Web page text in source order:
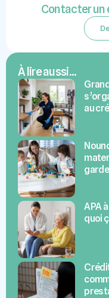
Contacter un
À lire aussi...
au
APA
quoi